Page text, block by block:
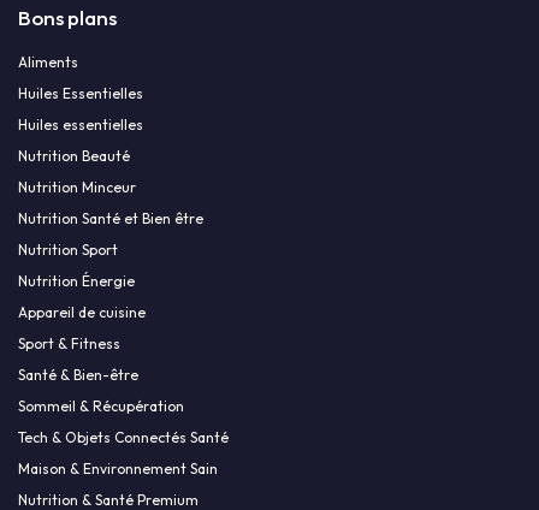
Bons plans
Aliments
Huiles Essentielles
Huiles essentielles
Nutrition Beauté
Nutrition Minceur
Nutrition Santé et Bien être
Nutrition Sport
Nutrition Énergie
Appareil de cuisine
Sport & Fitness
Santé & Bien-être
Sommeil & Récupération
Tech & Objets Connectés Santé
Maison & Environnement Sain
Nutrition & Santé Premium